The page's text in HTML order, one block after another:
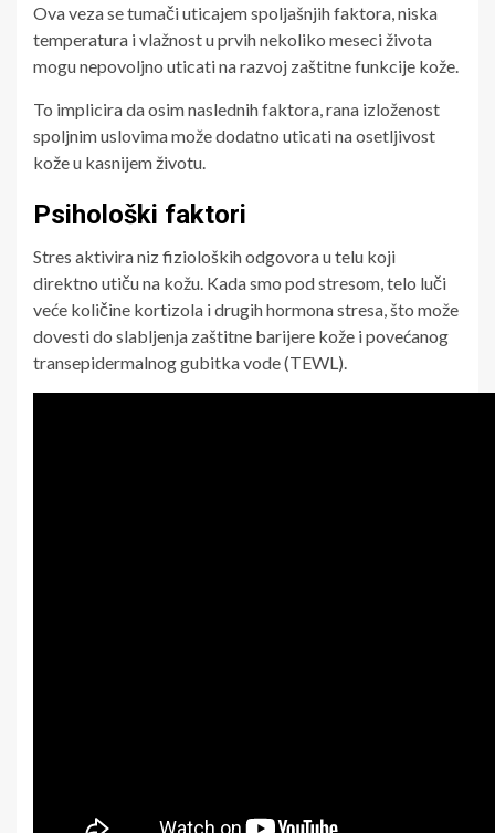
Ova veza se tumači uticajem spoljašnjih faktora, niska
temperatura i vlažnost u prvih nekoliko meseci života
mogu nepovoljno uticati na razvoj zaštitne funkcije kože.
To implicira da osim naslednih faktora, rana izloženost
spoljnim uslovima može dodatno uticati na osetljivost
kože u kasnijem životu.
Psihološki faktori
Stres aktivira niz fizioloških odgovora u telu koji
direktno utiču na kožu. Kada smo pod stresom, telo luči
veće količine kortizola i drugih hormona stresa, što može
dovesti do slabljenja zaštitne barijere kože i povećanog
transepidermalnog gubitka vode (TEWL).